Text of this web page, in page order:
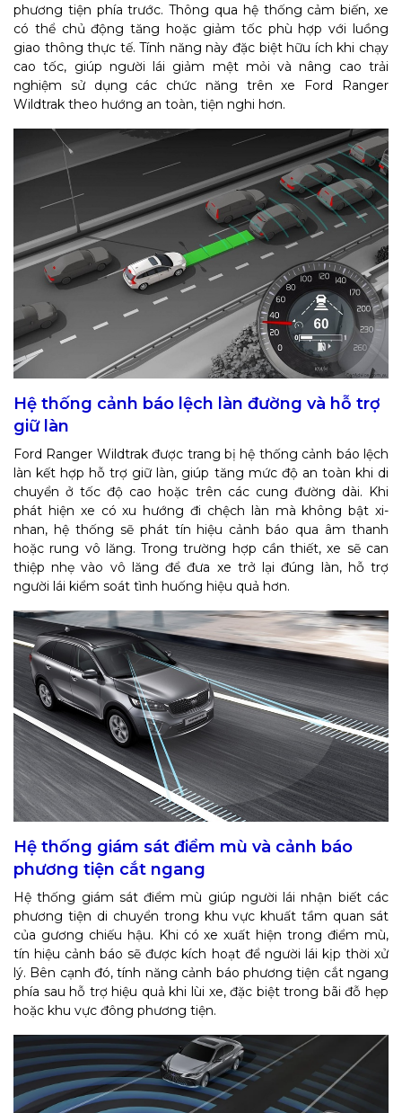
phương tiện phía trước. Thông qua hệ thống cảm biến, xe
có thể chủ động tăng hoặc giảm tốc phù hợp với luồng
giao thông thực tế. Tính năng này đặc biệt hữu ích khi chạy
cao tốc, giúp người lái giảm mệt mỏi và nâng cao trải
nghiệm sử dụng các chức năng trên xe Ford Ranger
Wildtrak theo hướng an toàn, tiện nghi hơn.
Hệ thống cảnh báo lệch làn đường và hỗ trợ
giữ làn
Ford Ranger Wildtrak được trang bị hệ thống cảnh báo lệch
làn kết hợp hỗ trợ giữ làn, giúp tăng mức độ an toàn khi di
chuyển ở tốc độ cao hoặc trên các cung đường dài. Khi
phát hiện xe có xu hướng đi chệch làn mà không bật xi-
nhan, hệ thống sẽ phát tín hiệu cảnh báo qua âm thanh
hoặc rung vô lăng. Trong trường hợp cần thiết, xe sẽ can
thiệp nhẹ vào vô lăng để đưa xe trở lại đúng làn, hỗ trợ
người lái kiểm soát tình huống hiệu quả hơn.
Hệ thống giám sát điểm mù và cảnh báo
phương tiện cắt ngang
Hệ thống giám sát điểm mù giúp người lái nhận biết các
phương tiện di chuyển trong khu vực khuất tầm quan sát
của gương chiếu hậu. Khi có xe xuất hiện trong điểm mù,
tín hiệu cảnh báo sẽ được kích hoạt để người lái kịp thời xử
lý. Bên cạnh đó, tính năng cảnh báo phương tiện cắt ngang
phía sau hỗ trợ hiệu quả khi lùi xe, đặc biệt trong bãi đỗ hẹp
hoặc khu vực đông phương tiện.